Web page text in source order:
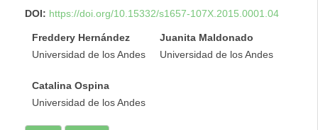
DOI: https://doi.org/10.15332/s1657-107X.2015.0001.04
Freddery Hernández
Universidad de los Andes
Juanita Maldonado
Universidad de los Andes
Catalina Ospina
Universidad de los Andes